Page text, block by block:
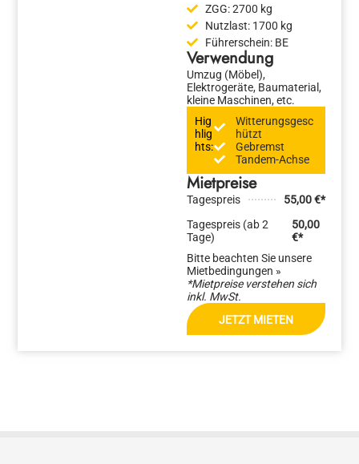
ZGG:2700 kg
Nutzlast:1700 kg
Führerschein:BE
Verwendung
Umzug (Möbel),
Elektrogeräte, Baumaterial,
kleine Maschinen, etc.
Hig
hlig
hts:
Witterungsgesc
hützt
Gebremst
Tandem-Achse
Mietpreise
Tagespreis
55,00 €*
Tagespreis (ab 2
Tage)
50,00
€*
Bitte beachten Sie unsere
Mietbedingungen »
*Mietpreise verstehen sich
inkl. MwSt.
JETZT MIETEN